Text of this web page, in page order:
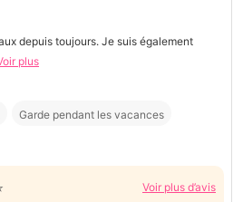
depuis toujours. Je suis également
plus
Garde pendant les vacances
Voir plus d’avis